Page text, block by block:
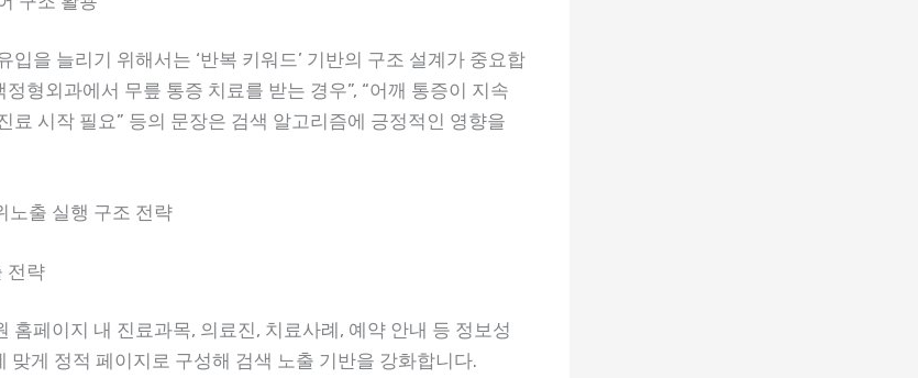
입을 늘리기 위해서는 ‘반복 키워드’ 기반의 구조 설계가 중요합
정형외과에서 무릎 통증 치료를 받는 경우”, “어깨 통증이 지속
료 시작 필요” 등의 문장은 검색 알고리즘에 긍정적인 영향을
노출 실행 구조 전략
전략
홈페이지 내 진료과목, 의료진, 치료사례, 예약 안내 등 정보성
맞게 정적 페이지로 구성해 검색 노출 기반을 강화합니다.